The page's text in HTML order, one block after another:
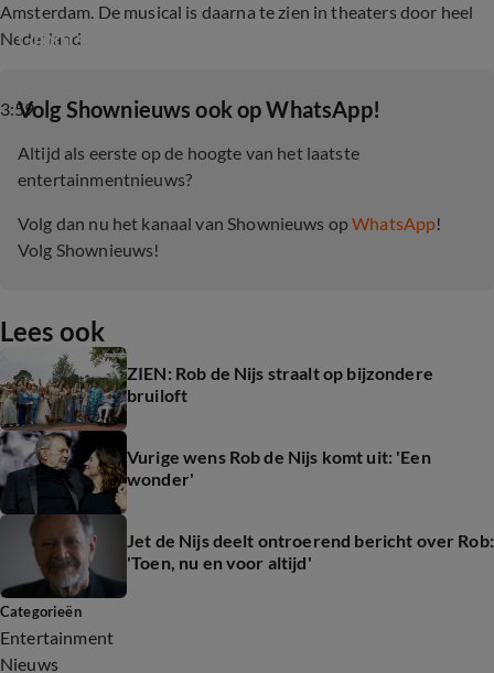
Amsterdam. De musical is daarna te zien in theaters door heel
Nederland.
3:59
Grootse musical over Rob de Nijs in de maak
‎Volg Shownieuws ook op WhatsApp!
Altijd als eerste op de hoogte van het laatste
entertainmentnieuws?
Volg dan nu het kanaal van Shownieuws opWhatsApp!
Volg Shownieuws!
Lees ook
ZIEN: Rob de Nijs straalt op bijzondere
bruiloft
Vurige wens Rob de Nijs komt uit: 'Een
wonder'
Jet de Nijs deelt ontroerend bericht over Rob:
'Toen, nu en voor altijd'
Categorieën
Entertainment
Nieuws